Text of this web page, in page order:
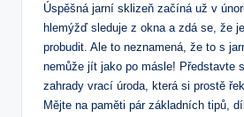
Úspěšná jarní sklizeň začíná už v
hlemýžď sleduje z okna a zdá se, že
probudit. Ale to neznamená, že to s
nemůže jít jako po másle! Představte
zahrady vrací úroda, která si prostě
Mějte na paměti pár základních tipů,